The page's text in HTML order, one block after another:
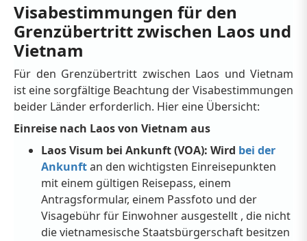
Visabestimmungen für den
Grenzübertritt zwischen Laos und
Vietnam
Für den Grenzübertritt zwischen Laos und Vietnam
ist eine sorgfältige Beachtung der Visabestimmungen
beider Länder erforderlich. Hier eine Übersicht:
Einreise nach Laos von Vietnam aus
Laos Visum bei Ankunft (VOA): Wird bei der
Ankunftan den wichtigsten Einreisepunkten
mit einem gültigen Reisepass, einem
Antragsformular, einem Passfoto und der
Visagebühr für Einwohnerausgestellt , die nicht
die vietnamesische Staatsbürgerschaft besitzen